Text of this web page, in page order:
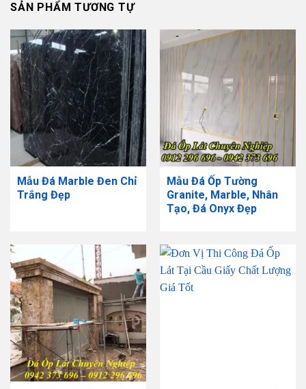
SẢN PHẨM TƯƠNG TỰ
Mẫu Đá Marble Đen Chỉ
Trắng Đẹp
Mẫu Đá Ốp Tường
Granite, Marble, Nhân
Tạo, Đá Onyx Đẹp